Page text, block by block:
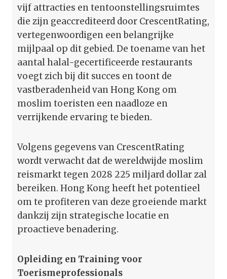
vijf attracties en tentoonstellingsruimtes
die zijn geaccrediteerd door CrescentRating,
vertegenwoordigen een belangrijke
mijlpaal op dit gebied. De toename van het
aantal halal-gecertificeerde restaurants
voegt zich bij dit succes en toont de
vastberadenheid van Hong Kong om
moslim toeristen een naadloze en
verrijkende ervaring te bieden.
Volgens gegevens van CrescentRating
wordt verwacht dat de wereldwijde moslim
reismarkt tegen 2028 225 miljard dollar zal
bereiken. Hong Kong heeft het potentieel
om te profiteren van deze groeiende markt
dankzij zijn strategische locatie en
proactieve benadering.
Opleiding en Training voor
Toerismeprofessionals